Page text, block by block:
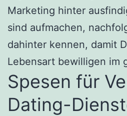
Marketing hinter
sind aufmachen,
dahinter kennen, damit
Lebensart bewilligen im
Spesen für
Dating-